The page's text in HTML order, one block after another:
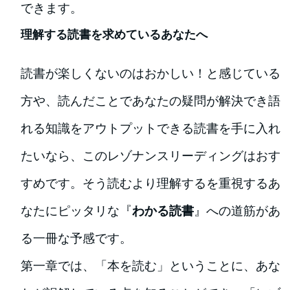
できます。
理解する読書を求めているあなたへ
読書が楽しくないのはおかしい！と感じている
方や、読んだことであなたの疑問が解決でき語
れる知識をアウトプットできる読書を手に入れ
たいなら、このレゾナンスリーディングはおす
すめです。そう読むより理解するを重視するあ
なたにピッタリな『わかる読書』への道筋があ
る一冊な予感です。
第一章では、「本を読む」ということに、あな